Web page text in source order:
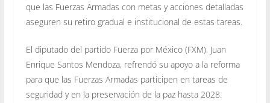
que las Fuerzas Armadas con metas y acciones detalladas
aseguren su retiro gradual e institucional de estas tareas.
El diputado del partido Fuerza por México (FXM), Juan
Enrique Santos Mendoza, refrendó su apoyo a la reforma
para que las Fuerzas Armadas participen en tareas de
seguridad y en la preservación de la paz hasta 2028.